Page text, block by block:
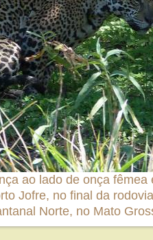
ao lado de onça fêmea
Jofre, no final da
Norte, no Mato